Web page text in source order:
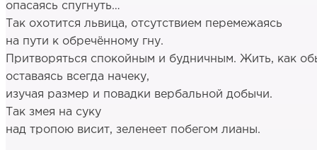
опасаясь спугнуть…
Так охотится львица, отсутствием перемежаясь
на пути к обречённому гну.
Притворяться спокойным и будничным. Жить, как
оставаясь всегда начеку,
изучая размер и повадки вербальной добычи.
Так змея на суку
над тропою висит, зеленеет побегом лианы.